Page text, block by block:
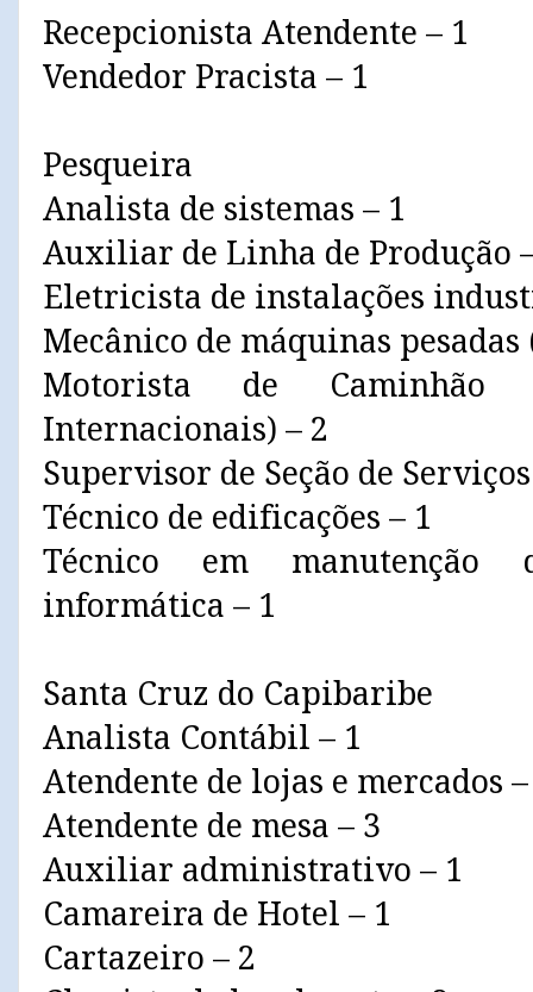
Recepcionista Atendente – 1
Vendedor Pracista – 1
Pesqueira
Analista de sistemas – 1
Auxiliar de Linha de Produção
Eletricista de instalações
Mecânico de máquinas
Motorista de Caminhão
Internacionais) – 2
Supervisor de Seção de
Técnico de edificações – 1
Técnico em manutenção
informática – 1
Santa Cruz do Capibaribe
Analista Contábil – 1
Atendente de lojas e mercados
Atendente de mesa – 3
Auxiliar administrativo – 1
Camareira de Hotel – 1
Cartazeiro – 2